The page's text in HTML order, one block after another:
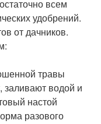
всем
удобрений.
от дачников.
травы
заливают водой и
настой
разового